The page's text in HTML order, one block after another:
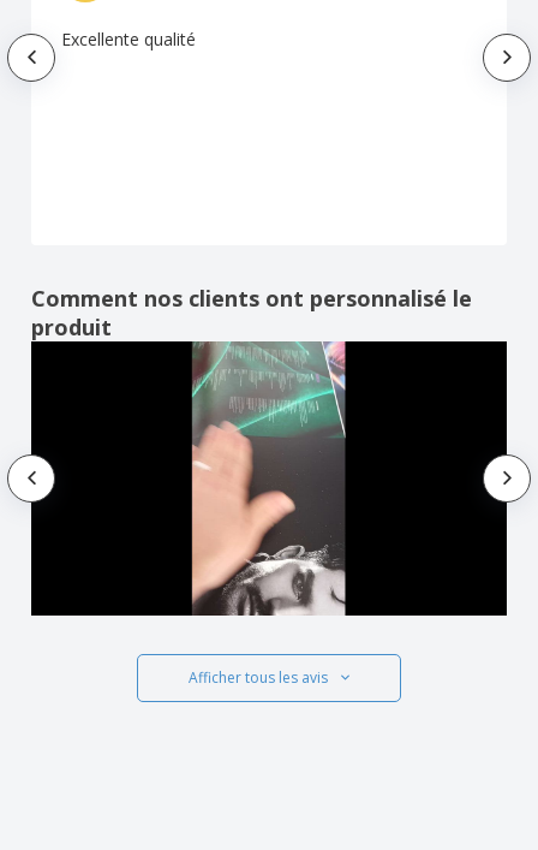
Excellente qualité
Comment nos clients ont personnalisé le
produit
Afficher tous les avis